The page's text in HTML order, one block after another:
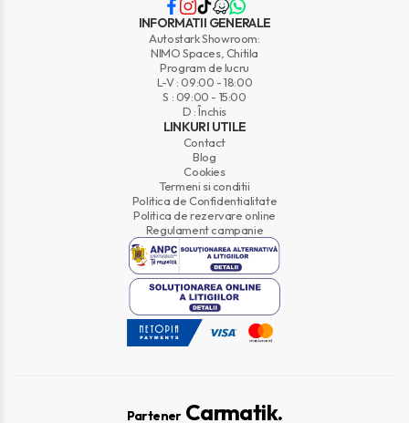
INFORMATII GENERALE
Autostark Showroom:
NIMO Spaces, Chitila
Program de lucru
L-V : 09:00 - 18:00
S : 09:00 - 15:00
D : Închis
LINKURI UTILE
Contact
Blog
Cookies
Termeni si conditii
Politica de Confidentialitate
Politica de rezervare online
Regulament campanie
PartenerCarmatik.